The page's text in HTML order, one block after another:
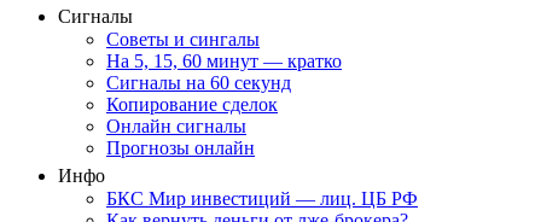
Сигналы
Советы и сингалы
На 5, 15, 60 минут — кратко
Сигналы на 60 секунд
Копирование сделок
Онлайн сигналы
Прогнозы онлайн
Инфо
БКС Мир инвестиций — лиц. ЦБ РФ